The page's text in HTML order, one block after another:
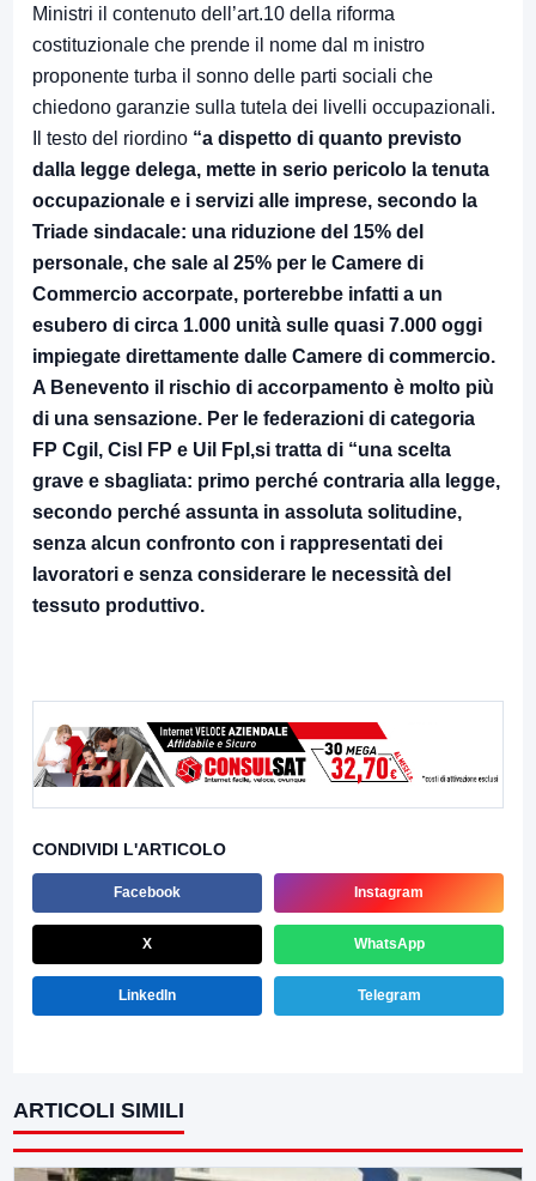
Ministri il contenuto dell’art.10 della riforma
costituzionale che prende il nome dal m inistro
proponente turba il sonno delle parti sociali che
chiedono garanzie sulla tutela dei livelli occupazionali.
Il testo del riordino “a dispetto di quanto previsto
dalla legge delega, mette in serio pericolo la tenuta
occupazionale e i servizi alle imprese, secondo la
Triade sindacale: una riduzione del 15% del
personale, che sale al 25% per le Camere di
Commercio accorpate, porterebbe infatti a un
esubero di circa 1.000 unità sulle quasi 7.000 oggi
impiegate direttamente dalle Camere di commercio.
A Benevento il rischio di accorpamento è molto più
di una sensazione. Per le federazioni di categoria
FP Cgil, Cisl FP e Uil Fpl,si tratta di “una scelta
grave e sbagliata: primo perché contraria alla legge,
secondo perché assunta in assoluta solitudine,
senza alcun confronto con i rappresentati dei
lavoratori e senza considerare le necessità del
tessuto produttivo.
CONDIVIDI L'ARTICOLO
Facebook Instagram
X WhatsApp
LinkedIn Telegram
ARTICOLI SIMILI